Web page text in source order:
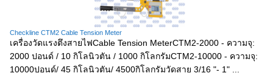
Checkline CTM2 Cable Tension Meter
เครื่องวัดแรงตึงสายไฟCable Tension MeterCTM2-2000 - ความจุ:
2000 ปอนด์ / 10 กิโลนิวตัน / 1000 กิโลกรัมCTM2-10000 - ความจุ:
10000ปอนด์/ 45 กิโลนิวตัน/ 4500กิโลกรัมวัดสาย 3/16 "- 1" ...